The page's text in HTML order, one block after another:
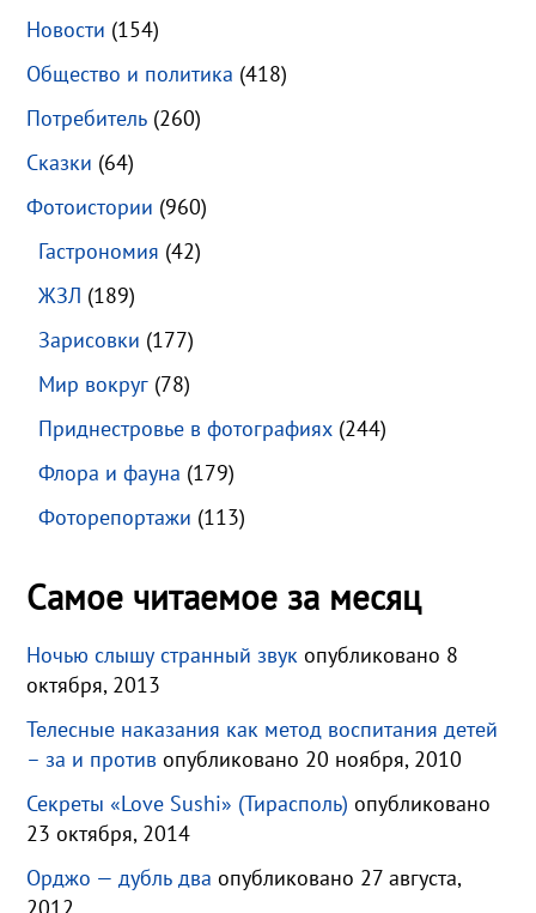
Новости (154)
Общество и политика (418)
Потребитель (260)
Сказки (64)
Фотоистории (960)
Гастрономия (42)
ЖЗЛ (189)
Зарисовки (177)
Мир вокруг (78)
Приднестровье в фотографиях (244)
Флора и фауна (179)
Фоторепортажи (113)
Самое читаемое за месяц
Ночью слышу странный звук опубликовано 8
октября, 2013
Телесные наказания как метод воспитания детей
– за и против опубликовано 20 ноября, 2010
Секреты «Love Sushi» (Тирасполь) опубликовано
23 октября, 2014
Орджо — дубль два опубликовано 27 августа,